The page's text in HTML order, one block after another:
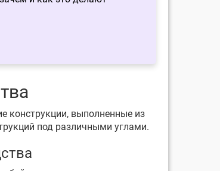
конструкции, выполненные из
под различными углами.